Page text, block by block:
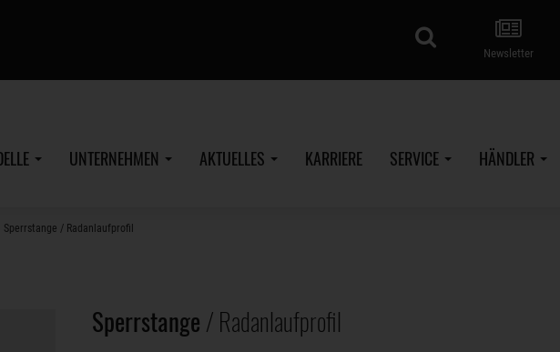
Newsletter
UNTERNEHMEN AKTUELLES KARRIERE SERVICE HÄNDLER
Sperrstange / Radanlaufprofil
Sperrstange / Radanlaufprofil